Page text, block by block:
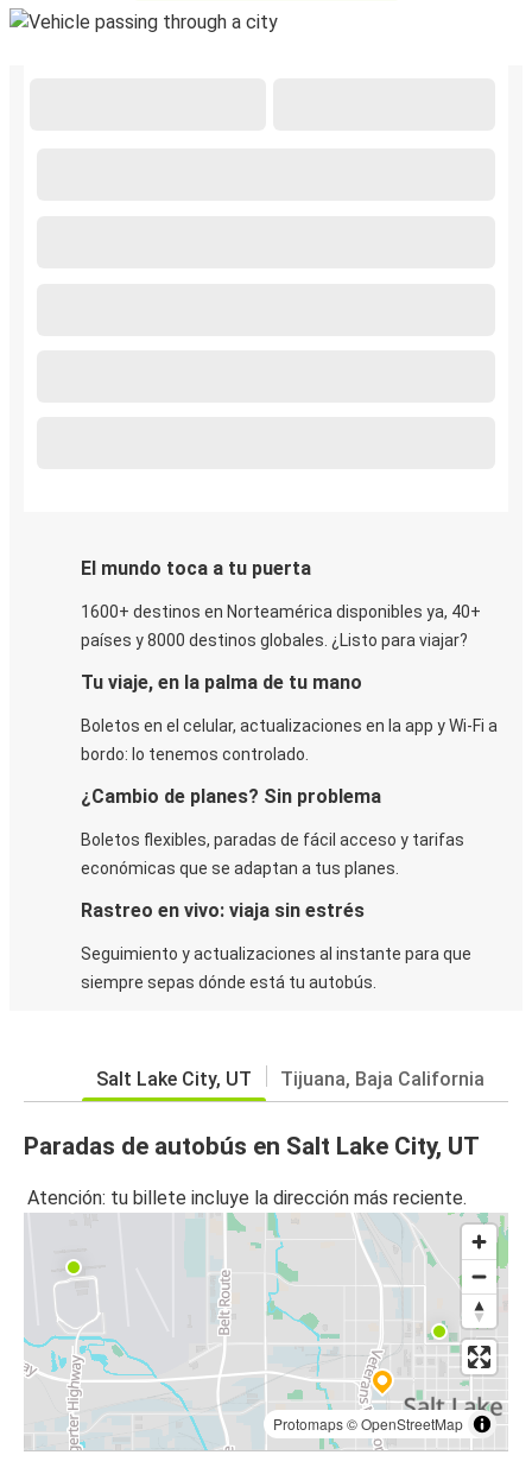
El mundo toca a tu puerta
1600+ destinos en Norteamérica disponibles ya, 40+
países y 8000 destinos globales. ¿Listo para viajar?
Tu viaje, en la palma de tu mano
Boletos en el celular, actualizaciones en la app y Wi-Fi a
bordo: lo tenemos controlado.
¿Cambio de planes? Sin problema
Boletos flexibles, paradas de fácil acceso y tarifas
económicas que se adaptan a tus planes.
Rastreo en vivo: viaja sin estrés
Seguimiento y actualizaciones al instante para que
siempre sepas dónde está tu autobús.
Salt Lake City, UT Tijuana, Baja California
Paradas de autobús en Salt Lake City, UT
Atención: tu billete incluye la dirección más reciente.
Protomaps©OpenStreetMap